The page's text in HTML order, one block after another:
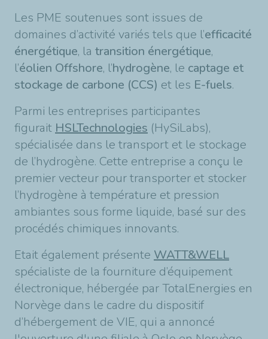
Les PME soutenues sont issues de
domaines d’activité variés tels que l’efficacité
énergétique, la transition énergétique,
l’éolien Offshore, l’hydrogène, le captage et
stockage de carbone (CCS) et les E-fuels.
Parmi les entreprises participantes
figurait HSLTechnologies (HySiLabs),
spécialisée dans le transport et le stockage
de l’hydrogène. Cette entreprise a conçu le
premier vecteur pour transporter et stocker
l’hydrogène à température et pression
ambiantes sous forme liquide, basé sur des
procédés chimiques innovants.
Etait également présente WATT&WELL
spécialiste de la fourniture d’équipement
électronique, hébergée par TotalEnergies en
Norvège dans le cadre du dispositif
d’hébergement de VIE, qui a annoncé